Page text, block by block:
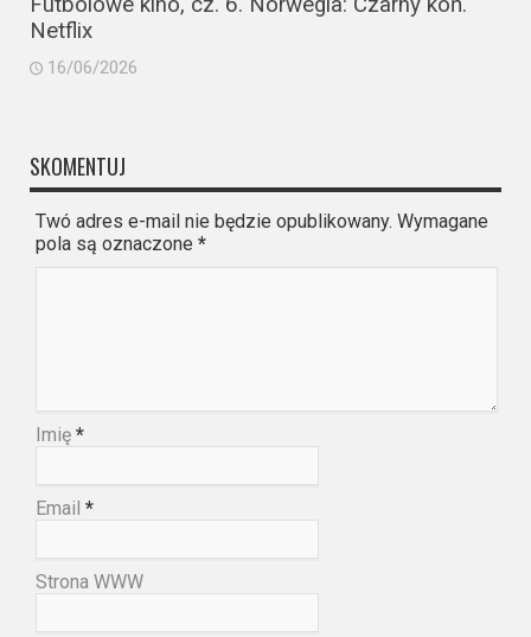
Netflix
16/06/2026
SKOMENTUJ
Twó adres e-mail nie będzie opublikowany. Wymagane
pola są oznaczone *
Imię *
Email *
Strona WWW